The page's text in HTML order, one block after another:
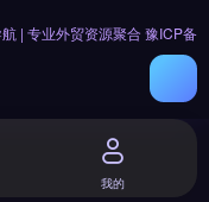
| 专业外贸资源聚合豫ICP备
我的